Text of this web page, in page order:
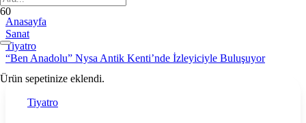
Ürün sepetinize eklendi.
Anasayfa
Sanat
Tiyatro
“Ben Anadolu” Nysa Antik Kenti’nde İzleyiciyle Buluşuyor
Tiyatro